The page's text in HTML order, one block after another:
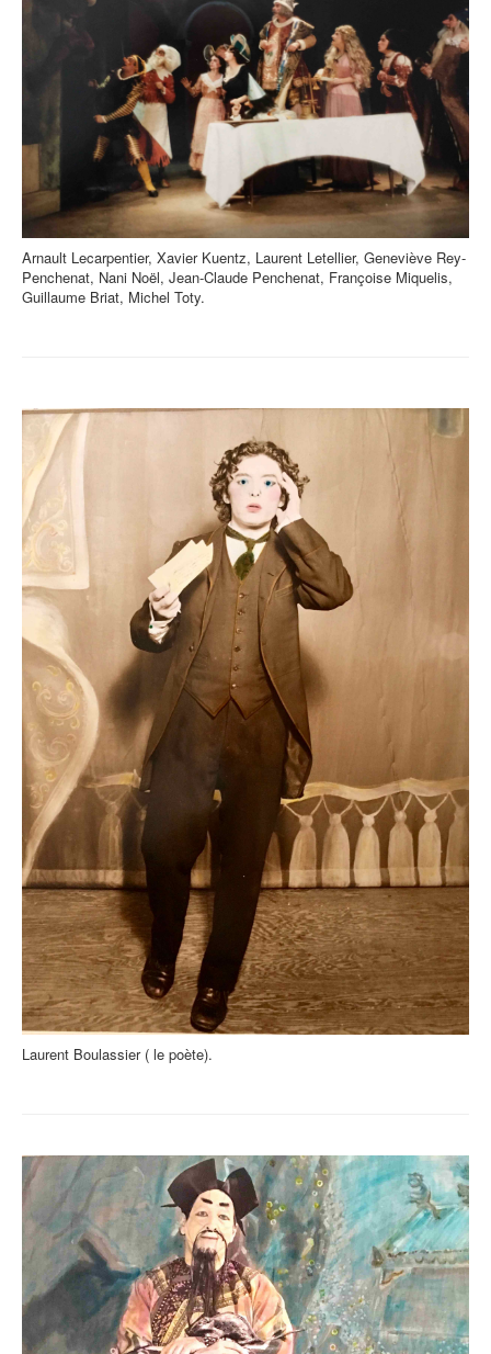
Arnault Lecarpentier, Xavier Kuentz, Laurent Letellier, Geneviève Rey-
Penchenat, Nani Noël, Jean-Claude Penchenat, Françoise Miquelis,
Guillaume Briat, Michel Toty.
Laurent Boulassier ( le poète).